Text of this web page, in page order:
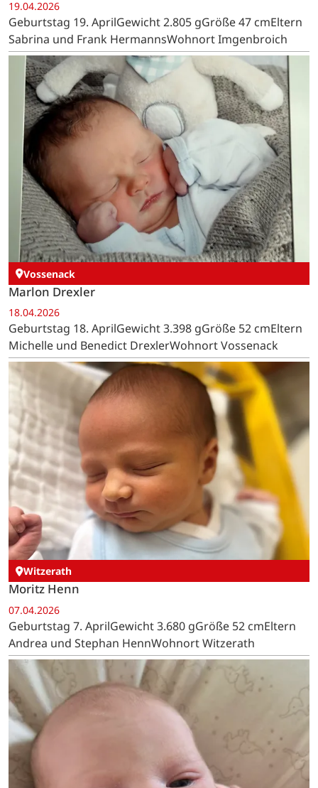
19.04.2026
Geburtstag 19. AprilGewicht 2.805 gGröße 47 cmEltern
Sabrina und Frank HermannsWohnort Imgenbroich
Vossenack
Marlon Drexler
18.04.2026
Geburtstag 18. AprilGewicht 3.398 gGröße 52 cmEltern
Michelle und Benedict DrexlerWohnort Vossenack
Witzerath
Moritz Henn
07.04.2026
Geburtstag 7. AprilGewicht 3.680 gGröße 52 cmEltern
Andrea und Stephan HennWohnort Witzerath